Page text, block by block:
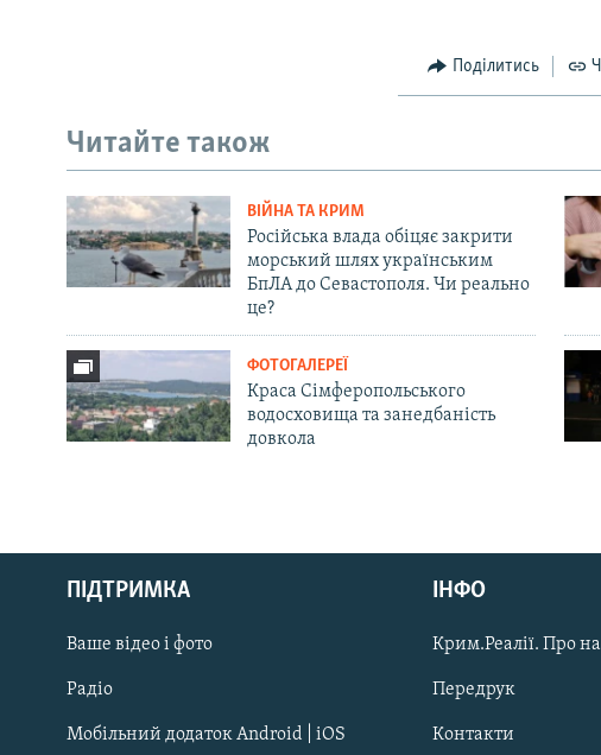
Русский
Qırımtatar
ДОЛУЧАЙСЯ!
Поділитись
Читайте також
ВІЙНА ТА КРИМ
Російська влада обіцяє закрити
морський шлях українським
БпЛА до Севастополя. Чи реально
це?
ФОТОГАЛЕРЕЇ
Краса Сімферопольського
водосховища та занедбаність
довкола
ПІДТРИМКА
Ваше відео і фото
Радіо
Мобільний додаток Android | iOS
ІНФО
Крим.Реалії. Про
Передрук
Контакти